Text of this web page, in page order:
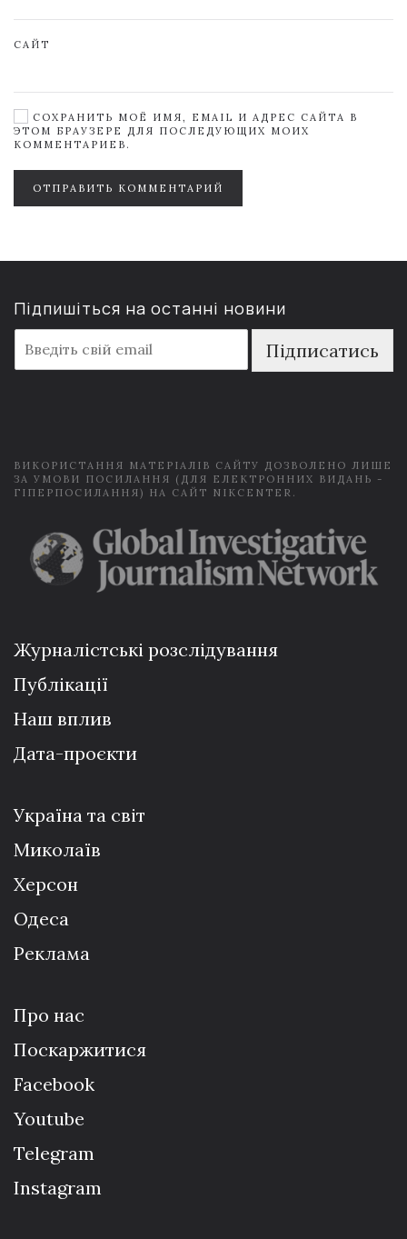
САЙТ
СОХРАНИТЬ МОЁ ИМЯ, EMAIL И АДРЕС САЙТА В
ЭТОМ БРАУЗЕРЕ ДЛЯ ПОСЛЕДУЮЩИХ МОИХ
КОММЕНТАРИЕВ.
ОТПРАВИТЬ КОММЕНТАРИЙ
Підпишіться на останні новини
m
a
Підписатись
ВИКОРИСТАННЯ МАТЕРІАЛІВ САЙТУ ДОЗВОЛЕНО ЛИШЕ
ЗА УМОВИ ПОСИЛАННЯ (ДЛЯ ЕЛЕКТРОННИХ ВИДАНЬ -
ГІПЕРПОСИЛАННЯ) НА САЙТ NIKCENTER.
Журналістські розслідування
Публікації
Наш вплив
Дата-проєкти
Україна та світ
Миколаїв
Херсон
Одеса
Реклама
Про нас
Поскаржитися
Facebook
Youtube
Telegram
Instagram